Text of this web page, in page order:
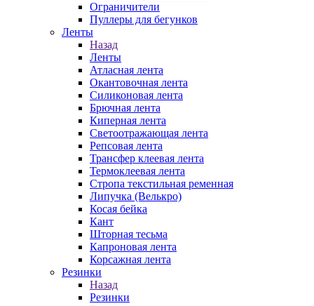
Ограничители
Пуллеры для бегунков
Ленты
Назад
Ленты
Атласная лента
Окантовочная лента
Силиконовая лента
Брючная лента
Киперная лента
Светоотражающая лента
Репсовая лента
Трансфер клеевая лента
Термоклеевая лента
Стропа текстильная ременная
Липучка (Велькро)
Косая бейка
Кант
Шторная тесьма
Капроновая лента
Корсажная лента
Резинки
Назад
Резинки